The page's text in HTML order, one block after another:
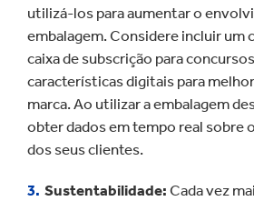
utilizá-los para aumentar o
embalagem. Considere incluir um
caixa de subscrição para
características digitais para
marca. Ao utilizar a embalagem
obter dados em tempo real sobre
dos seus clientes.
Sustentabilidade: Cada vez